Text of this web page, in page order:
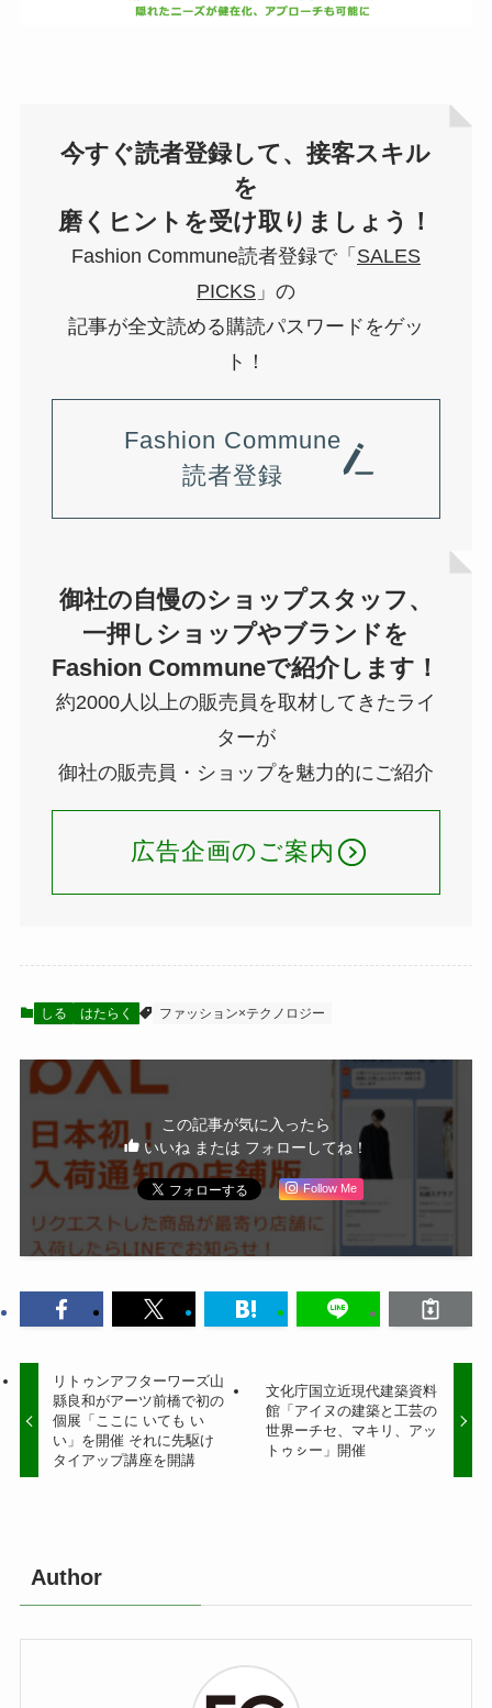
今すぐ読者登録して、接客スキル
を
磨くヒントを受け取りましょう！
Fashion Commune読者登録で「 SALES
PICKS」の
記事が全文読める購読パスワードをゲッ
ト！
Fashion Commune
読者登録
御社の自慢のショップスタッフ、
一押しショップやブランドを
Fashion Communeで紹介します！
約2000人以上の販売員を取材してきたライ
ターが
御社の販売員・ショップを魅力的にご紹介
広告企画のご案内
しる はたらく ファッション×テクノロジー
この記事が気に入ったら
いいね または フォローしてね！
Follow Me
リトゥンアフターワーズ山
縣良和がアーツ前橋で初の
個展「ここに いても い
い」を開催 それに先駆け
タイアップ講座を開講
文化庁国立近現代建築資料
館「アイヌの建築と工芸の
世界ーチセ、マキリ、アッ
トゥㇱー」開催
Author